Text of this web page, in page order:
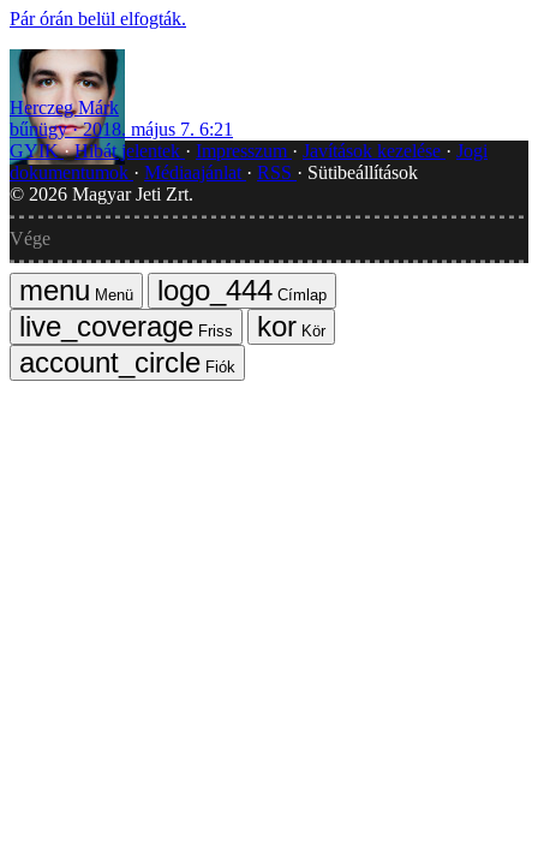
Pár órán belül elfogták.
Herczeg Márk
bűnügy
2018. május 7. 6:21
GYIK Hibát jelentek Impresszum Javítások kezelése
Jogi
dokumentumok
Médiaajánlat RSS
Sütibeállítások
© 2026 Magyar Jeti Zrt.
Vége
Menü
Címlap
Friss
Kör
Fiók